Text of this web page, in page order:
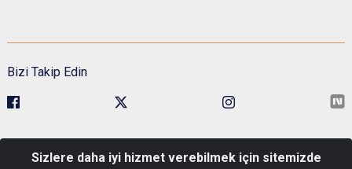
Bizi Takip Edin
No:1 Pk: 06680 Çankaya/Ankara
Sizlere daha iyi hizmet verebilmek için sitemizde